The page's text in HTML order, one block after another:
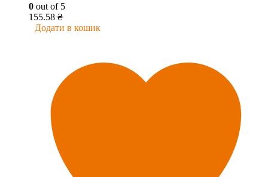
0 out of 5
155.58 ₴
Додати в кошик